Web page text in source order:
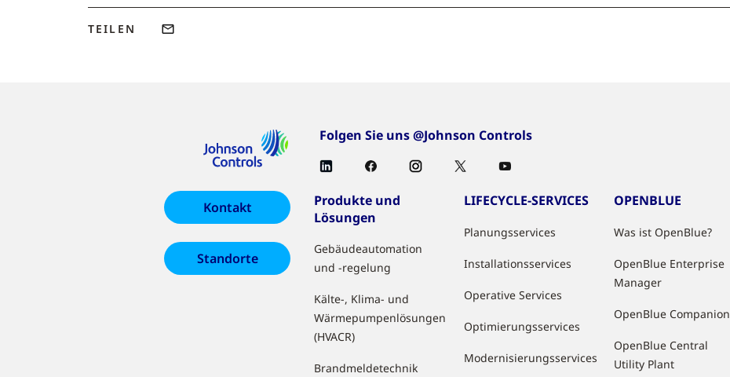
TEILEN
Folgen Sie uns @Johnson Controls
Kontakt
Standorte
Produkte und
Lösungen
Gebäudeautomation
und -regelung
Kälte-, Klima- und
Wärmepumpenlösungen
(HVACR)
Brandmeldetechnik
LIFECYCLE-SERVICES
Planungsservices
Installationsservices
Operative Services
Optimierungsservices
Modernisierungsservices
OPENBLUE
Was ist OpenBlue?
OpenBlue Enterprise
Manager
OpenBlue Companion
OpenBlue Central
Utility Plant